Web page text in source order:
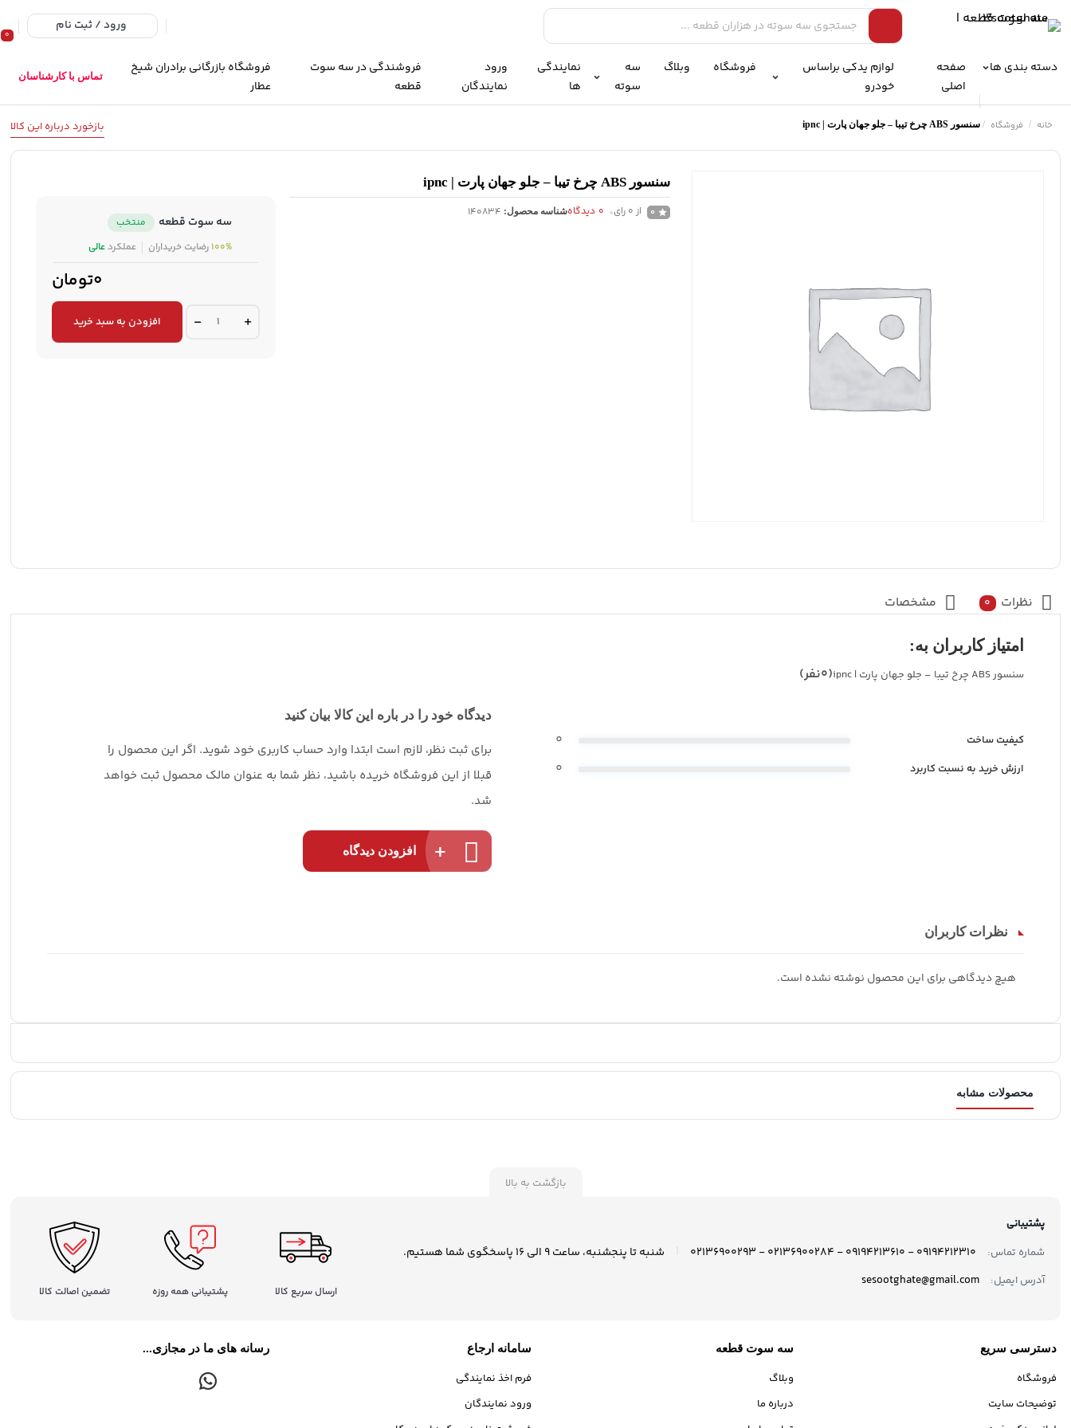
ورود / ثبت نام
0
دسته بندی ها
صفحه
اصلی
لوازم یدکی براساس
خودرو
فروشگاه وبلاگ
سه
سوته
نمایندگی
ها
ورود
نمایندگان
فروشندگی در سه سوت
قطعه
فروشگاه بازرگانی برادران شیخ
عطار
تماس با کارشناسان
بازخورد درباره این کالا خانه / فروشگاه /سنسور ABS چرخ تیبا – جلو جهان پارت | ipnc
سنسور ABS چرخ تیبا – جلو جهان پارت | ipnc
0 از 0 رای 0 دیدگاهشناسه محصول: 140834
سه سوت قطعه
منتخب
100%رضایت خریداران عملکردعالی
0تومان
افزودن به سبد خرید
نظرات 0 مشخصات
امتیاز کاربران به:
سنسور ABS چرخ تیبا – جلو جهان پارت | ipnc (0نفر)
کیفیت ساخت 0
ارزش خرید به نسبت کاربرد 0
دیدگاه خود را در باره این کالا بیان کنید
برای ثبت نظر، لازم است ابتدا وارد حساب کاربری خود شوید. اگر این محصول را
قبلا از این فروشگاه خریده باشید، نظر شما به عنوان مالک محصول ثبت خواهد
شد.
افزودن دیدگاه
نظرات کاربران
هیچ دیدگاهی برای این محصول نوشته نشده است.
محصولات مشابه
بازگشت به بالا
پشتیبانی
شماره تماس:
09194212310 - 09194213610 - 02136900284 - 02136900293 شنبه تا پنجشنبه، ساعت ۹ الی ۱6 پاسخگوی شما هستیم.
آدرس ایمیل: sesootghate@gmail.com
ارسال سریع کالا پشتیبانی همه روزه تضمین اصالت کالا
دسترسی سریع
فروشگاه
توضیحات سایت
سه سوت قطعه
وبلاگ
درباره ما
سامانه ارجاع
فرم اخذ نمایندگی
ورود نمایندگان
رسانه های ما در مجازی...